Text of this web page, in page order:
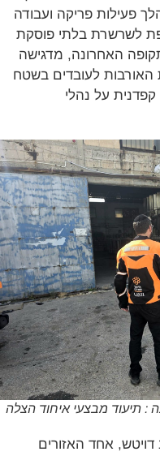
פריקה ועבודה
בלתי פוסקת
האחרונה, מדגישה
לעובדים בשטח
על נהלי
מבצעי איחוד הצלה
אחד האזורים